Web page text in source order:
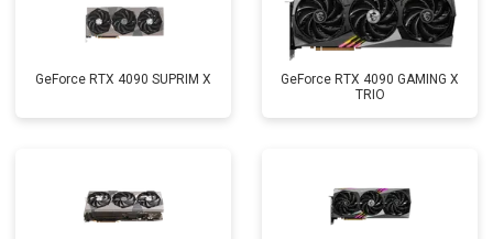
GeForce RTX 4090 SUPRIM X
GeForce RTX 4090 GAMING X
TRIO